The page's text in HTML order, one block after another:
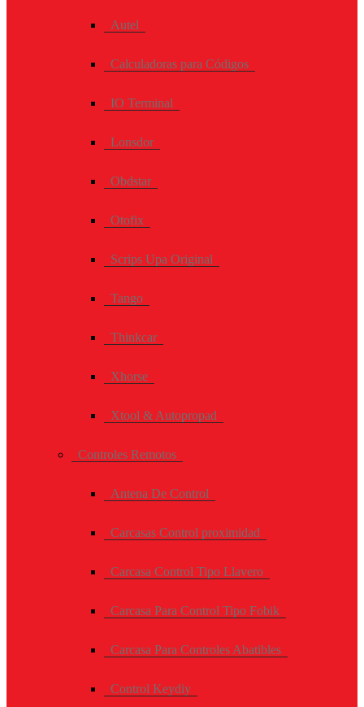
Autel
Calculadoras para Códigos
IO Terminal
Lonsdor
Obdstar
Otofix
Scrips Upa Original
Tango
Thinkcar
Xhorse
Xtool & Autopropad
Controles Remotos
Antena De Control
Carcasas Control proximidad
Carcasa Control Tipo Llavero
Carcasa Para Control Tipo Fobik
Carcasa Para Controles Abatibles
Control Keydiy